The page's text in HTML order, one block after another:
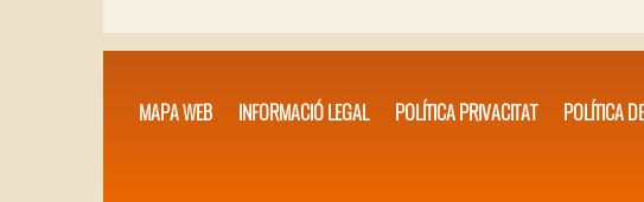
MAPA WEB INFORMACIÓ LEGAL POLÍTICA PRIVACITAT POLÍTICA